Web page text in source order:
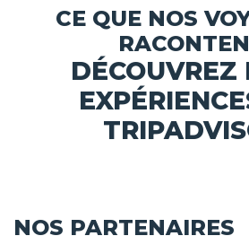
CE QUE NOS
DÉCOUVREZ
NOS PARTENAIRES